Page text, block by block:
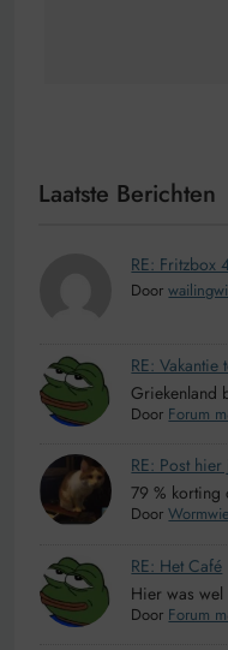
Laatste Berichten
RE: Fritzbox
Door
RE: Vakantie
Griekenland
Door Forum
RE: Post
79 % korting
Door
RE: Het Café
Hier was
Door Forum